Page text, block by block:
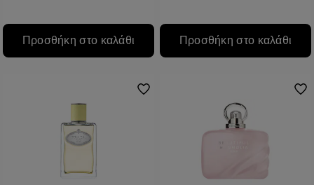
Προσθήκη στο καλάθι Προσθήκη στο καλάθι